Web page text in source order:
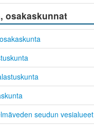
osakaskunnat
seudun vesialueet